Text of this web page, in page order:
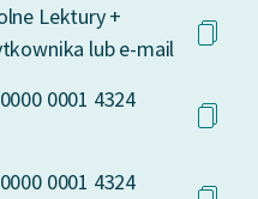
Lektury +
lub e-mail
0001 4324
0001 4324